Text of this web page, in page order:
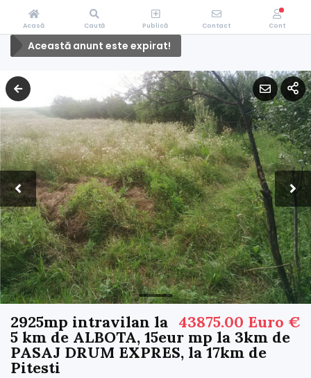
Această anunt este expirat!
43875.00 Euro €
2925mp intravilan la
5 km de ALBOTA, 15eur mp la 3km de
PASAJ DRUM EXPRES, la 17km de
Pitesti
Acasă Caută Publică Contact Cont